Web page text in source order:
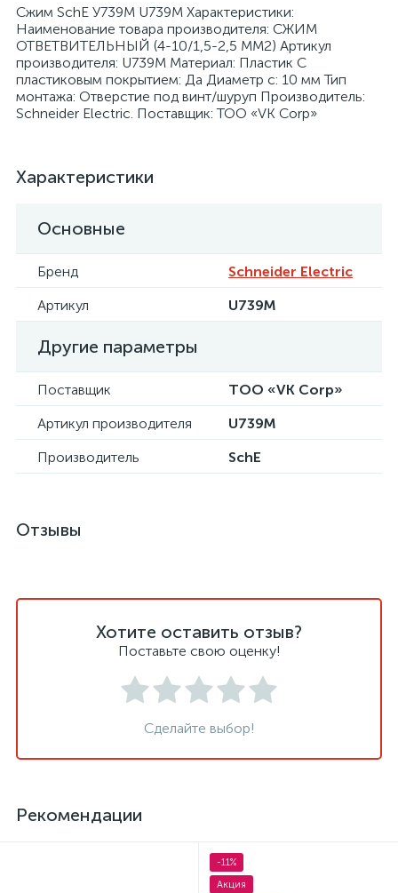
Сжим SchE У739М U739M Характеристики:
Наименование товара производителя: СЖИМ
ОТВЕТВИТЕЛЬНЫЙ (4-10/1,5-2,5 ММ2) Артикул
производителя: U739M Материал: Пластик С
пластиковым покрытием: Да Диаметр с: 10 мм Тип
монтажа: Отверстие под винт/шуруп Производитель:
Schneider Electric. Поставщик: ТОО «VK Corp»
Характеристики
Основные
Бренд
Schneider Electric
Артикул
U739M
Другие параметры
Поставщик
ТОО «VK Corp»
Артикул производителя
U739M
Производитель
SchE
Отзывы
Хотите оставить отзыв?
Поставьте свою оценку!
Сделайте выбор!
Рекомендации
-11%
Акция